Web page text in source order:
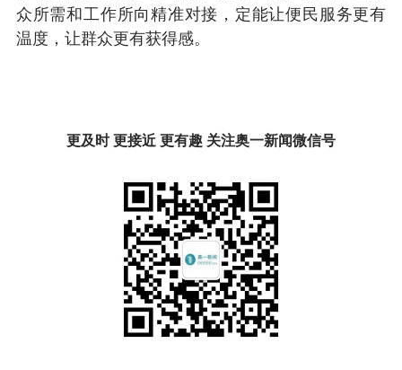
众所需和工作所向精准对接，定能让便民服务更有
温度，让群众更有获得感。
更及时 更接近 更有趣 关注奥一新闻微信号